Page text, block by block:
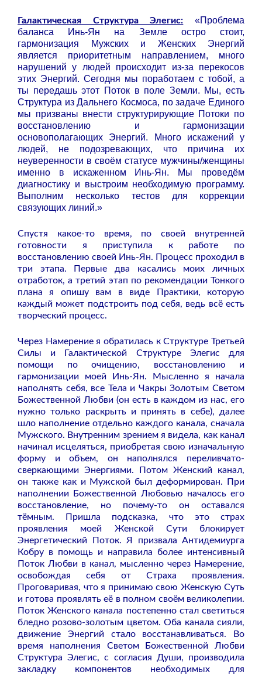
Галактическая Структура Элегис: «Проблема
баланса Инь-Ян на Земле остро стоит,
гармонизация Мужских и Женских Энергий
является приоритетным направлением, много
нарушений у людей происходит из-за перекосов
этих Энергий. Сегодня мы поработаем с тобой, а
ты передашь этот Поток в поле Земли. Мы, есть
Структура из Дальнего Космоса, по задаче Единого
мы призваны внести структурирующие Потоки по
восстановлению и гармонизации
основополагающих Энергий. Много искажений у
людей, не подозревающих, что причина их
неуверенности в своём статусе мужчины/женщины
именно в искаженном Инь-Ян. Мы проведём
диагностику и выстроим необходимую программу.
Выполним несколько тестов для коррекции
связующих линий.»
Спустя какое-то время, по своей внутренней
готовности я приступила к работе по
восстановлению своей Инь-Ян. Процесс проходил в
три этапа. Первые два касались моих личных
отработок, а третий этап по рекомендации Тонкого
плана я опишу вам в виде Практики, которую
каждый может подстроить под себя, ведь всё есть
творческий процесс.
Через Намерение я обратилась к Структуре Третьей
Силы и Галактической Структуре Элегис для
помощи по очищению, восстановлению и
гармонизации моей Инь-Ян. Мысленно я начала
наполнять себя, все Тела и Чакры Золотым Светом
Божественной Любви (он есть в каждом из нас, его
нужно только раскрыть и принять в себе), далее
шло наполнение отдельно каждого канала, сначала
Мужского. Внутренним зрением я видела, как канал
начинал исцеляться, приобретая свою изначальную
форму и объем, он наполнялся переливчато-
сверкающими Энергиями. Потом Женский канал,
он также как и Мужской был деформирован. При
наполнении Божественной Любовью началось его
восстановление, но почему-то он оставался
тёмным. Пришла подсказка, что это страх
проявления моей Женской Сути блокирует
Энергетический Поток. Я призвала Антидемиурга
Кобру в помощь и направила более интенсивный
Поток Любви в канал, мысленно через Намерение,
освобождая себя от Страха проявления.
Проговаривая, что я принимаю свою Женскую Суть
и готова проявлять её в полном своём великолепии.
Поток Женского канала постепенно стал светиться
бледно розово-золотым цветом. Оба канала сияли,
движение Энергий стало восстанавливаться. Во
время наполнения Светом Божественной Любви
Структура Элегис, с согласия Души, производила
закладку компонентов необходимых для